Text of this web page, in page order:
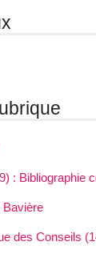
: Bibliographie
Bavière
des Conseils